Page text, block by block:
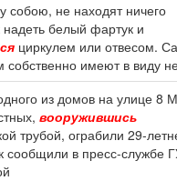
собою, не находят ничего
надеть белый фартук и
циркулем или отвесом.
собственно имеют в виду
из домов на улице 8
вооружившись
трубой, ограбили 29-
сообщили в пресс-службе